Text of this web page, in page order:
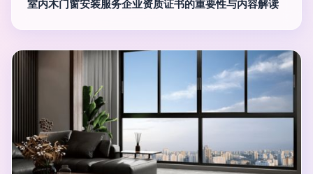
室内木门窗安装服务企业资质证书的重要性与内容解读